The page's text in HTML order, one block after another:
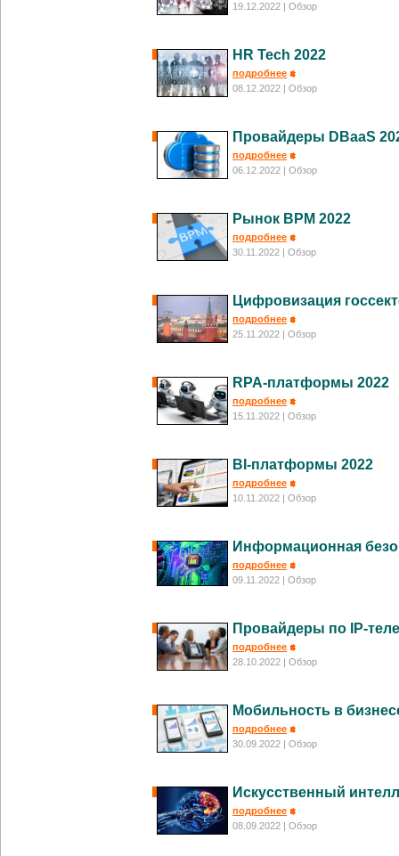
19.12.2022
| Обзор
HR Tech 2022
подробнее
08.12.2022
| Обзор
Провайдеры DBaaS
подробнее
06.12.2022
| Обзор
Рынок BPM 2022
подробнее
30.11.2022
| Обзор
Цифровизация
подробнее
25.11.2022
| Обзор
RPA-платформы 2022
подробнее
15.11.2022
| Обзор
BI-платформы 2022
подробнее
10.11.2022
| Обзор
Информационная
подробнее
09.11.2022
| Обзор
Провайдеры по IP-
подробнее
28.10.2022
| Обзор
Мобильность в
подробнее
30.09.2022
| Обзор
Искусственный
подробнее
08.09.2022
| Обзор